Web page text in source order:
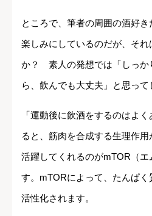
ところで、筆者の周囲の酒好
楽しみにしているのだが、それ
か？ 素人の発想では「しっか
ら、飲んでも大丈夫」と思って
「運動後に飲酒をするのはよ
ると、筋肉を合成する生理作用
活躍してくれるのがmTOR（
す。mTORによって、たんぱ
活性化されます。